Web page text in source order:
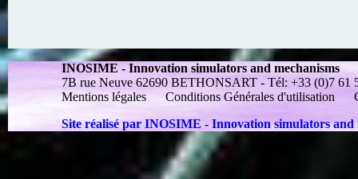
INOSIME - Innovation simulators and mechanisms
7B rue Neuve 62690 BETHONSART - Tél: +33 (0)7 61
Mentions légales
Conditions Générales d'utilisation
Site réalisé par INOSIME - Innovation simulators and